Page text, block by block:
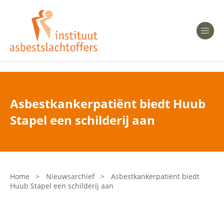
Heeft u Mesothelioom?
Heeft u Asbestose?
Bent u arts?
Asbest en Gezondheid
Laatste nieuws
Onze organisatie
Asbestkankerpatiënt biedt Huub
Stapel een schilderij aan
Home > Nieuwsarchief >
Asbestkankerpatiënt biedt
Huub Stapel een schilderij aan